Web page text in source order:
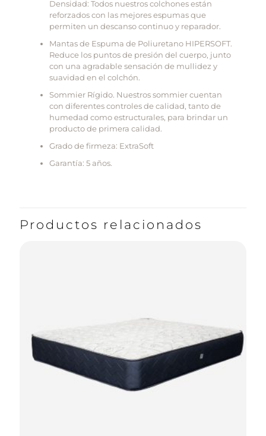
Densidad: Todos nuestros colchones están
reforzados con las mejores espumas que
permiten un descanso continuo y reparador.
Mantas de Espuma de Poliuretano HIPERSOFT.
Reduce los puntos de presión del cuerpo, junto
con una agradable sensación de mullidez y
suavidad en el colchón.
Sommier Rígido. Nuestros sommier cuentan
con diferentes controles de calidad, tanto de
humedad como estructurales, para brindar un
producto de primera calidad.
Grado de firmeza: ExtraSoft
Garantía: 5 años.
Productos relacionados